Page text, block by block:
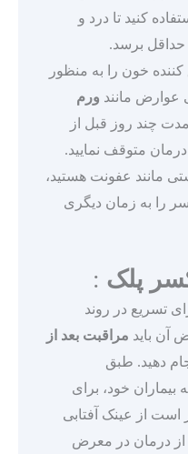
کنید تا درد و
حداقل برسد.
خون را به منظور
عوارض مانند ورم
چند روز قبل از
متوقف نمایید.
مانند عفونت هستید،
را به زمان دیگری
پلک :
تسریع در روند
آن باید مراقبت بعد از
دهید. طبق
بیماران خود، برای
است از عینک آفتابی
از درمان در معرض